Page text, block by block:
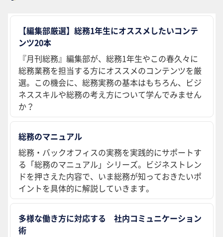
【編集部厳選】総務1年生にオススメしたいコンテ
ンツ20本
『月刊総務』編集部が、総務1年生やこの春久々に
総務業務を担当する方にオススメのコンテンツを厳
選。この機会に、総務実務の基本はもちろん、ビジ
ネススキルや総務の考え方について学んでみません
か？
総務のマニュアル
総務・バックオフィスの実務を実践的にサポートす
る「総務のマニュアル」シリーズ。ビジネストレン
ドを押さえた内容で、いま総務が知っておきたいポ
イントを具体的に解説していきます。
多様な働き方に対応する 社内コミュニケーション
術